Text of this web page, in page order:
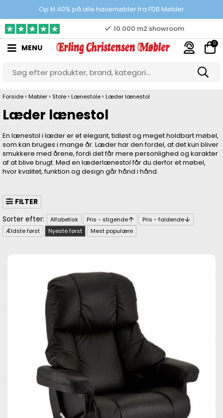
Op til 40% på alle havemøbler fra FDB Møbler
10.000 m2 showroom
Gratis & gode parkeringsforhold
MENU 0
Forside › Møbler › Stole › Lænestole › Læder lænestol
Læder lænestol
En lænestol i læder er et elegant, tidløst og meget holdbart møbel,
som kan bruges i mange år. Læder har den fordel, at det kun bliver
smukkere med årene, fordi det får mere personlighed og karakter
af at blive brugt. Med en læderlænestol får du derfor et møbel,
hvor kvalitet, funktion og design går hånd i hånd.
FILTER
Alfabetisk Pris - stigende
Pris - faldende
Ældste først
Nyeste først Mest populære